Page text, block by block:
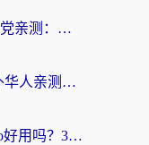
雷神手游和回国好用吗？海外党亲测：选对加速器才能无缝刷剧打游戏
Quickback和旋风好用吗？海外华人亲测：选对回国加速器才能无缝看央视5
海外党必看：雷神手游和Kuyo好用吗？3款回国加速器实测+避坑指南